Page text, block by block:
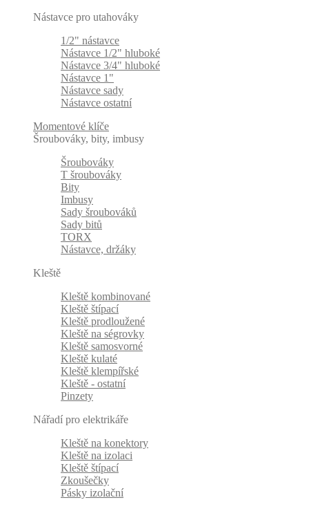
Nástavce pro utahováky
1/2" nástavce
Nástavce 1/2" hluboké
Nástavce 3/4" hluboké
Nástavce 1"
Nástavce sady
Nástavce ostatní
Momentové klíče
Šroubováky, bity, imbusy
Šroubováky
T šroubováky
Bity
Imbusy
Sady šroubováků
Sady bitů
TORX
Nástavce, držáky
Kleště
Kleště kombinované
Kleště štípací
Kleště prodloužené
Kleště na ségrovky
Kleště samosvorné
Kleště kulaté
Kleště klempířské
Kleště - ostatní
Pinzety
Nářadí pro elektrikáře
Kleště na konektory
Kleště na izolaci
Kleště štípací
Zkoušečky
Pásky izolační